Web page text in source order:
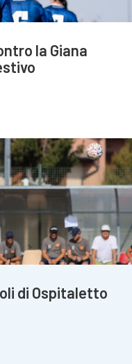
la Giana
di Ospitaletto